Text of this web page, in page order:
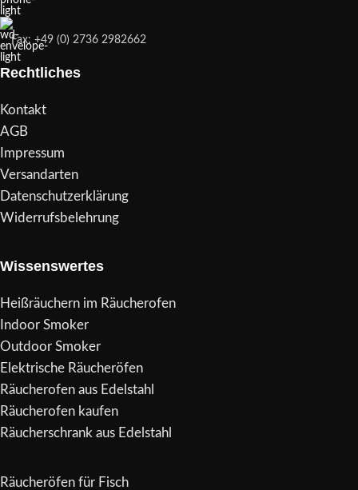
Fax: +49 (0) 2736 2982662
Rechtliches
Kontakt
AGB
Impressum
Versandarten
Datenschutzerklärung
Widerrufsbelehrung
Wissenswertes
Heißräuchern im Räucherofen
Indoor Smoker
Outdoor Smoker
Elektrische Räucheröfen
Räucherofen aus Edelstahl
Räucherofen kaufen
Räucherschrank aus Edelstahl
Räucheröfen für Fisch